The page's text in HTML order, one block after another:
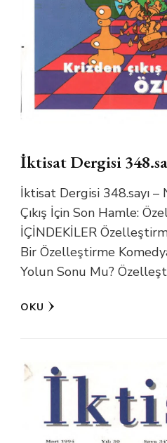
İktisat Dergisi
İktisat Dergisi 348.sayı
Çıkış İçin Son Hamle:
İÇİNDEKİLER
Bir Özelleştirme
Yolun Sonu Mu?
OKU